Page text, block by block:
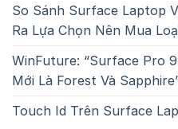
So Sánh Surface Laptop
Ra Lựa Chọn Nên Mua
WinFuture: “Surface Pro
Mới Là Forest Và
Touch Id Trên Surface